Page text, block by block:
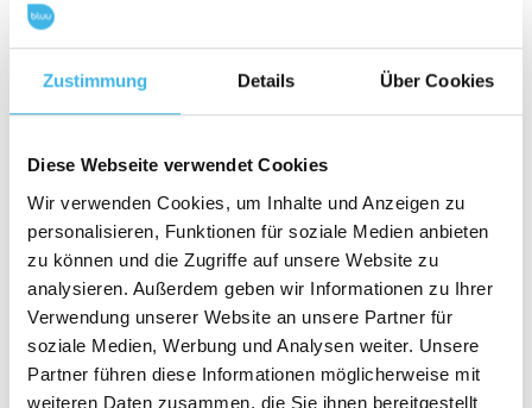
Zustimmung Details Über Cookies
Diese Webseite verwendet Cookies
Wir verwenden Cookies, um Inhalte und Anzeigen zu
personalisieren, Funktionen für soziale Medien anbieten
zu können und die Zugriffe auf unsere Website zu
analysieren. Außerdem geben wir Informationen zu Ihrer
Verwendung unserer Website an unsere Partner für
soziale Medien, Werbung und Analysen weiter. Unsere
Partner führen diese Informationen möglicherweise mit
weiteren Daten zusammen, die Sie ihnen bereitgestellt
Popular products
bluu laundry sheets
Alpine freshness / 60
bluufos – dishwasher
tablets